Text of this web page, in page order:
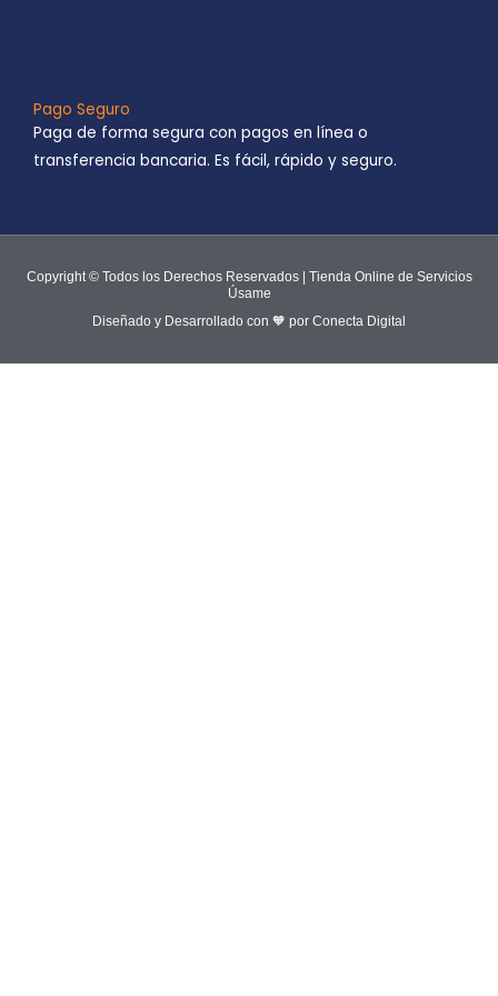
Pago Seguro
Paga de forma segura con pagos en línea o
transferencia bancaria. Es fácil, rápido y seguro.
Copyright © Todos los Derechos Reservados | Tienda Online de Servicios
Úsame
Diseñado y Desarrollado con 🧡 por Conecta Digital